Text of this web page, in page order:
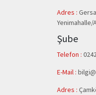
Adres :
Yenimahalle/
Şube
Telefon :
E-Mail :
Adres :